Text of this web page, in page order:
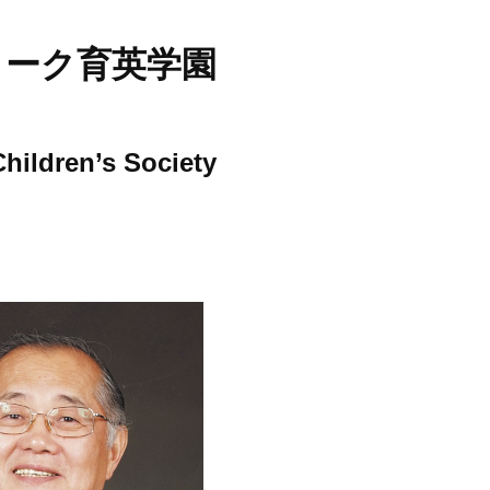
ク育英学園
Society